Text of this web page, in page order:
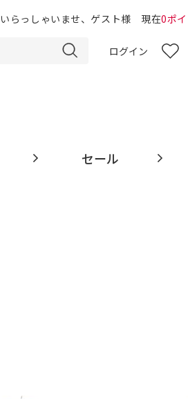
いらっしゃいませ、ゲスト様 現在0ポ
ログイン
セール